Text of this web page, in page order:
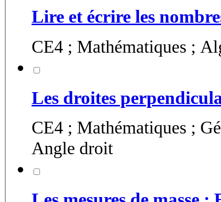
Lire et écrire les
Les droites
CE4 ; Mathématiques ;
Angle droit